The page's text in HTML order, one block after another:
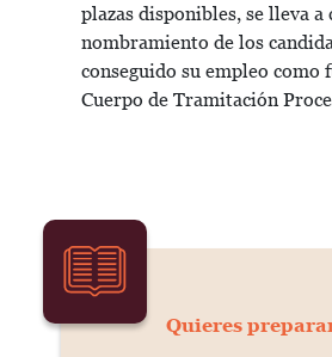
plazas disponibles, se lleva a
nombramiento de los
conseguido su empleo como
Cuerpo de Tramitación
Quieres